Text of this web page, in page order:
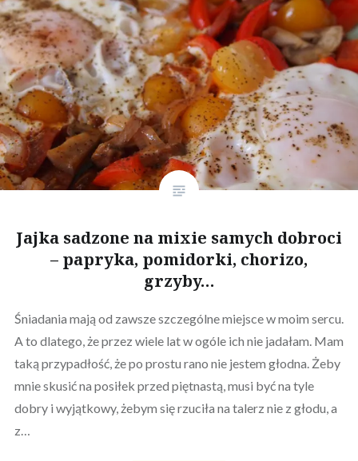
Jajka sadzone na mixie samych dobroci
– papryka, pomidorki, chorizo,
grzyby…
Śniadania mają od zawsze szczególne miejsce w moim sercu.
A to dlatego, że przez wiele lat w ogóle ich nie jadałam. Mam
taką przypadłość, że po prostu rano nie jestem głodna. Żeby
mnie skusić na posiłek przed piętnastą, musi być na tyle
dobry i wyjątkowy, żebym się rzuciła na talerz nie z głodu, a
z…